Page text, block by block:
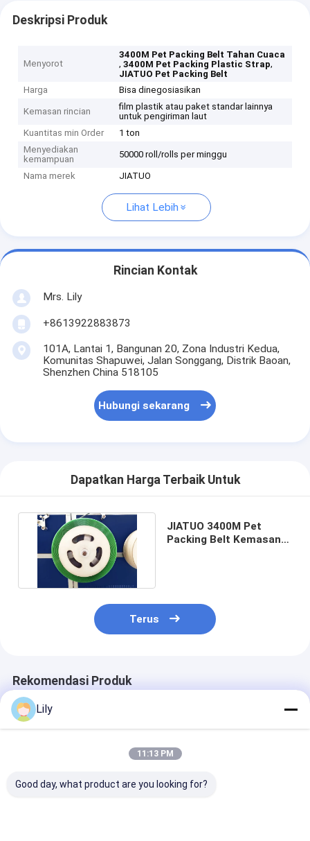
Deskripsi Produk
Menyorot
3400M Pet Packing Belt Tahan Cuaca
,3400M Pet Packing Plastic Strap,
JIATUO Pet Packing Belt
Harga
Bisa dinegosiasikan
Kemasan rincian
film plastik atau paket standar lainnya
untuk pengiriman laut
Kuantitas min Order
1 ton
Menyediakan
kemampuan
50000 roll/rolls per minggu
Nama merek JIATUO
Lihat Lebih
Rincian Kontak
Mrs. Lily
+8613922883873
101A, Lantai 1, Bangunan 20, Zona Industri Kedua,
Komunitas Shapuwei, Jalan Songgang, Distrik Baoan,
Shenzhen China 518105
Hubungi sekarang
Dapatkan Harga Terbaik Untuk
JIATUO 3400M Pet
Packing Belt Kemasan
Terus
Rekomendasi Produk
Lily
11:13 PM
Good day, what product are you looking for?